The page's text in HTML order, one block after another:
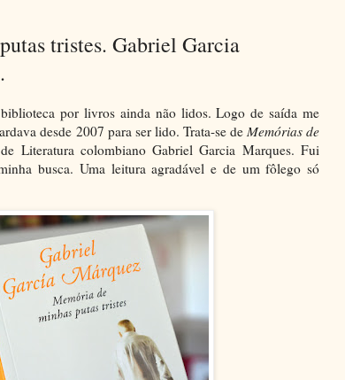
tristes. Gabriel Garcia
por livros ainda não lidos. Logo de saída me
desde 2007 para ser lido. Trata-se de Memórias de
Literatura colombiano Gabriel Garcia Marques. Fui
busca. Uma leitura agradável e de um fôlego só